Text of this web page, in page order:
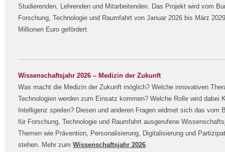
Studierenden, Lehrenden und Mitarbeitenden. Das Projekt wird vom
Forschung, Technologie und Raumfahrt von Januar 2026 bis März
Millionen Euro gefördert.
Wissenschaftsjahr 2026 – Medizin der Zukunft
Was macht die Medizin der Zukunft möglich? Welche innovativen
Technologien werden zum Einsatz kommen? Welche Rolle wird dabei
Intelligenz spielen? Diesen und anderen Fragen widmet sich das vom
für Forschung, Technologie und Raumfahrt ausgerufene
Themen wie Prävention, Personalisierung, Digitalisierung und
stehen. Mehr zum Wissenschaftsjahr 2026.